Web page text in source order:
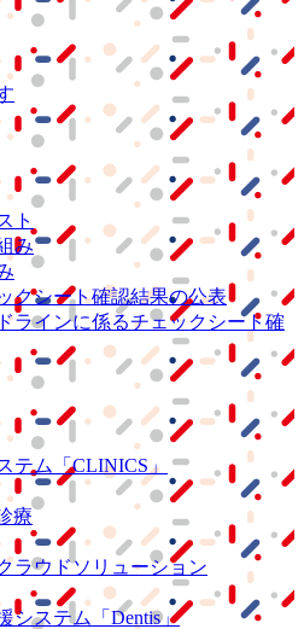
ト
み
クシート確認結果の公表
ラインに係るチェックシート確
テム
「CLINICS」
療
ラウドソリューション
システム
「Dentis」